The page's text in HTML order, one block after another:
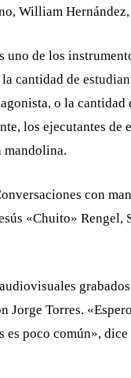
William
de los
cantidad de
o la cantidad
los ejecutantes
mandolina.
con
«Chuito»
Jorge Torres.
es poco común»,